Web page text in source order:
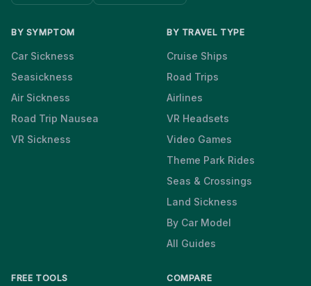
BY SYMPTOM
Car Sickness
Seasickness
Air Sickness
Road Trip Nausea
VR Sickness
BY TRAVEL TYPE
Cruise Ships
Road Trips
Airlines
VR Headsets
Video Games
Theme Park Rides
Seas & Crossings
Land Sickness
By Car Model
All Guides
FREE TOOLS COMPARE